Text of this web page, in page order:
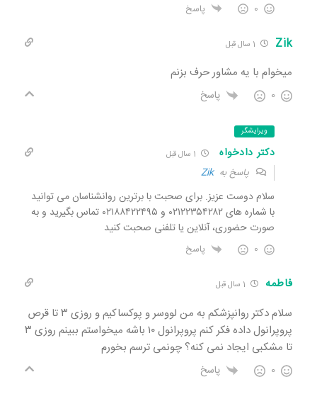
0 پاسخ
Zik
میخوام با یه مشاور حرف بزنم
0 پاسخ
ویرایشگر
دکتر دادخواه
پاسخ بهZik
سلام دوست عزیز. برای صحبت با برترین روانشناسان می توانید
با شماره های ۰۲۱۲۲۳۵۴۲۸۲ و ۰۲۱۸۸۴۲۲۴۹۵ تماس بگیرید و به
صورت حضوری، آنلاین یا تلفنی صحبت کنید
0 پاسخ
فاطمه
سلام دکتر روانپزشکم به من لووسر و پوکساکیم و روزی ۳ تا قرص
پروپرانول داده فکر کنم پروپرانول ۱۰ باشه میخواستم ببینم روزی ۳
تا مشکبی ایجاد نمی کنه؟ چونمی ترسم بخورم
0 پاسخ